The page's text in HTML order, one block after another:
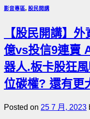
影音專區, 股民開講
【股民開講】
億vs投信9連賣
器人.板卡股狂
位碳權? 還有更
Posted on 25 7 月, 2023